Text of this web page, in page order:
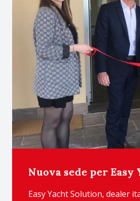
Nuova sede per
Easy Yacht Solution, dealer